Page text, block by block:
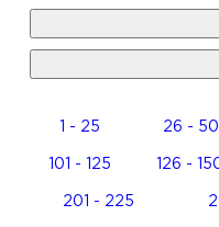
1 - 25 26 - 50
101 - 125 126 -
201 - 225